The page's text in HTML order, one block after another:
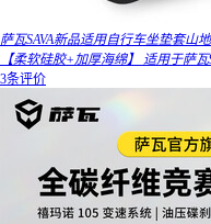
萨瓦SAVA新品适用自行车坐垫套山
【柔软硅胶+加厚海绵】 适用于萨
3条评价